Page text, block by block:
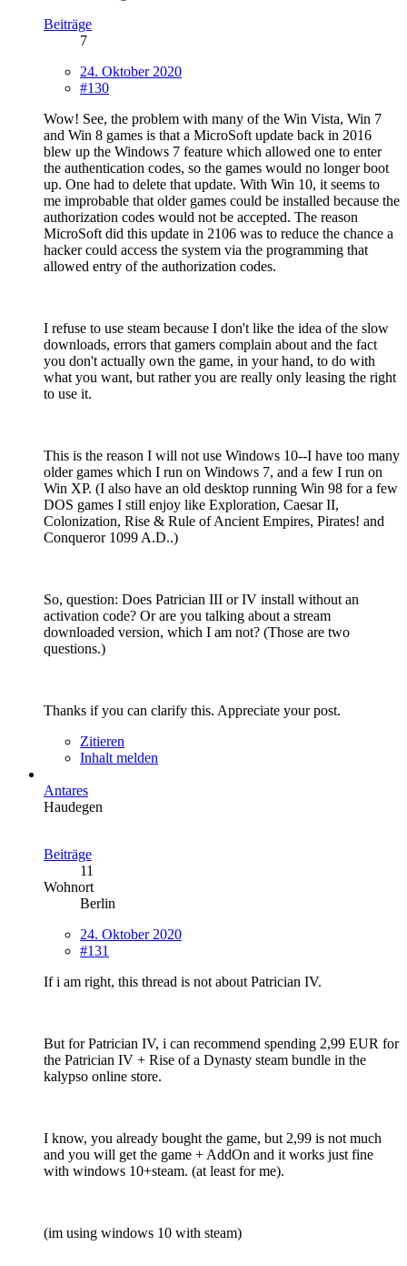
Beiträge
7
24. Oktober 2020
#130
Wow! See, the problem with many of the Win Vista, Win 7
and Win 8 games is that a MicroSoft update back in 2016
blew up the Windows 7 feature which allowed one to enter
the authentication codes, so the games would no longer boot
up. One had to delete that update. With Win 10, it seems to
me improbable that older games could be installed because the
authorization codes would not be accepted. The reason
MicroSoft did this update in 2106 was to reduce the chance a
hacker could access the system via the programming that
allowed entry of the authorization codes.
I refuse to use steam because I don't like the idea of the slow
downloads, errors that gamers complain about and the fact
you don't actually own the game, in your hand, to do with
what you want, but rather you are really only leasing the right
to use it.
This is the reason I will not use Windows 10--I have too many
older games which I run on Windows 7, and a few I run on
Win XP. (I also have an old desktop running Win 98 for a few
DOS games I still enjoy like Exploration, Caesar II,
Colonization, Rise & Rule of Ancient Empires, Pirates! and
Conqueror 1099 A.D..)
So, question: Does Patrician III or IV install without an
activation code? Or are you talking about a stream
downloaded version, which I am not? (Those are two
questions.)
Thanks if you can clarify this. Appreciate your post.
Zitieren
Inhalt melden
Antares
Haudegen
Beiträge
11
Wohnort
Berlin
24. Oktober 2020
#131
If i am right, this thread is not about Patrician IV.
But for Patrician IV, i can recommend spending 2,99 EUR for
the Patrician IV + Rise of a Dynasty steam bundle in the
kalypso online store.
I know, you already bought the game, but 2,99 is not much
and you will get the game + AddOn and it works just fine
with windows 10+steam. (at least for me).
(im using windows 10 with steam)